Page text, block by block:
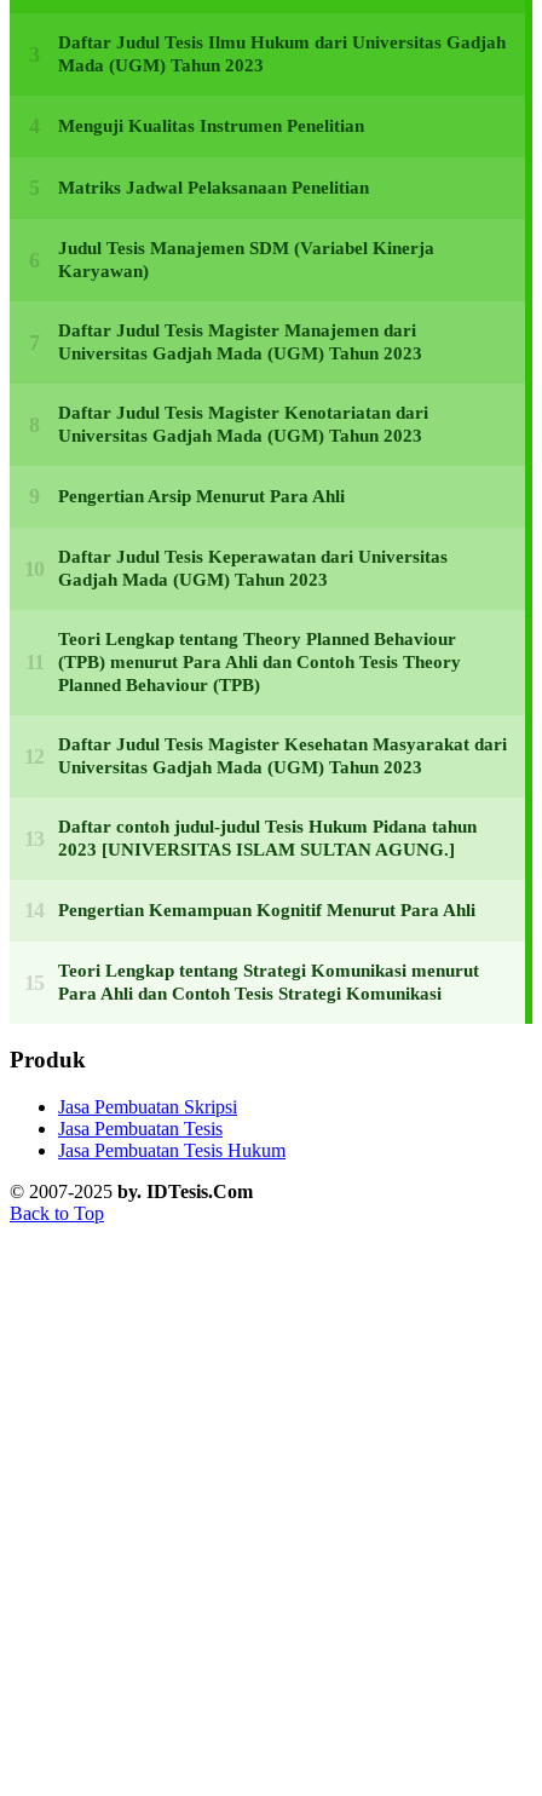
Daftar Judul Tesis Ilmu Hukum dari Universitas Gadjah
Mada (UGM) Tahun 2023
Menguji Kualitas Instrumen Penelitian
Matriks Jadwal Pelaksanaan Penelitian
Judul Tesis Manajemen SDM (Variabel Kinerja
Karyawan)
Daftar Judul Tesis Magister Manajemen dari
Universitas Gadjah Mada (UGM) Tahun 2023
Daftar Judul Tesis Magister Kenotariatan dari
Universitas Gadjah Mada (UGM) Tahun 2023
Pengertian Arsip Menurut Para Ahli
Daftar Judul Tesis Keperawatan dari Universitas
Gadjah Mada (UGM) Tahun 2023
Teori Lengkap tentang Theory Planned Behaviour
(TPB) menurut Para Ahli dan Contoh Tesis Theory
Planned Behaviour (TPB)
Daftar Judul Tesis Magister Kesehatan Masyarakat dari
Universitas Gadjah Mada (UGM) Tahun 2023
Daftar contoh judul-judul Tesis Hukum Pidana tahun
2023 [UNIVERSITAS ISLAM SULTAN AGUNG.]
Pengertian Kemampuan Kognitif Menurut Para Ahli
Teori Lengkap tentang Strategi Komunikasi menurut
Para Ahli dan Contoh Tesis Strategi Komunikasi
Produk
Jasa Pembuatan Skripsi
Jasa Pembuatan Tesis
Jasa Pembuatan Tesis Hukum
© 2007-2025 by. IDTesis.Com
Back to Top